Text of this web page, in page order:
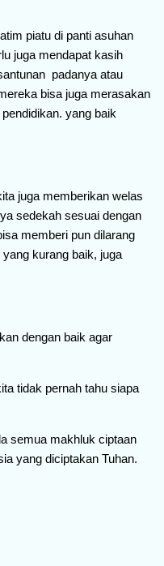
piatu di panti asuhan
juga mendapat kasih
padanya atau
bisa juga merasakan
yang baik
juga memberikan welas
sedekah sesuai dengan
memberi pun dilarang
kurang baik, juga
dengan baik agar
tidak pernah tahu siapa
semua makhluk ciptaan
yang diciptakan Tuhan.